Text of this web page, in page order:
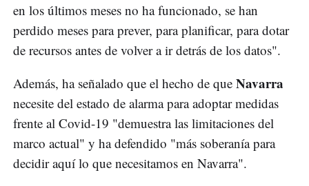
en los últimos meses no ha funcionado, se han
perdido meses para prever, para planificar, para dotar
de recursos antes de volver a ir detrás de los datos".
Además, ha señalado que el hecho de que Navarra
necesite del estado de alarma para adoptar medidas
frente al Covid-19 "demuestra las limitaciones del
marco actual" y ha defendido "más soberanía para
decidir aquí lo que necesitamos en Navarra".